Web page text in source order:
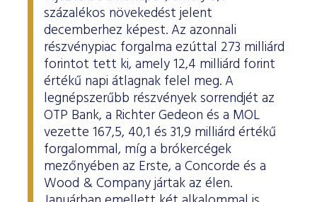
százalékos növekedést jelent
decemberhez képest. Az azonnali
részvénypiac forgalma ezúttal 273 milliárd
forintot tett ki, amely 12,4 milliárd forint
értékű napi átlagnak felel meg. A
legnépszerűbb részvények sorrendjét az
OTP Bank, a Richter Gedeon és a MOL
vezette 167,5, 40,1 és 31,9 milliárd értékű
forgalommal, míg a brókercégek
mezőnyében az Erste, a Concorde és a
Wood & Company jártak az élen.